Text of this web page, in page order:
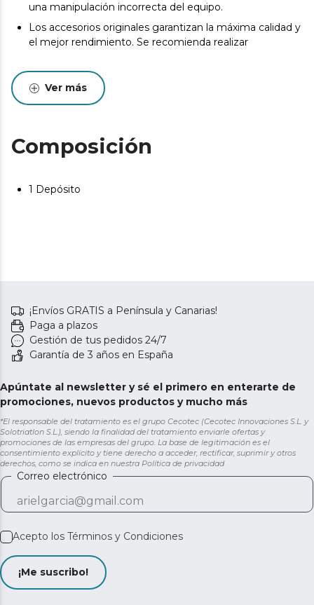
una manipulación incorrecta del equipo.
Los accesorios originales garantizan la máxima calidad y
el mejor rendimiento. Se recomienda realizar
Ver más
Composición
1 Depósito
¡Envíos GRATIS a Península y Canarias!
Paga a plazos
Gestión de tus pedidos 24/7
Garantía de 3 años en España
Apúntate al newsletter y sé el primero en enterarte de
promociones, nuevos productos y mucho más
*El responsable del tratamiento es el grupo Cecotec (Cecotec Innovaciones S.L. y
Solotriatlon S.L.), siendo la finalidad del tratamiento enviarle ofertas y
promociones de las empresas del grupo. La base de legitimación es el
consentimiento explícito y tiene derecho a acceder, rectificar, suprimir y otros
derechos, como se indica en nuestra Política de privacidad
Correo electrónico
Acepto los Términos y Condiciones
¡Me suscribo!